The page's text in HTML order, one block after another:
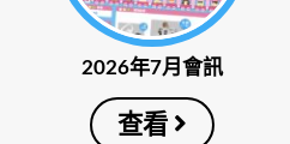
2026年7月會訊
查看